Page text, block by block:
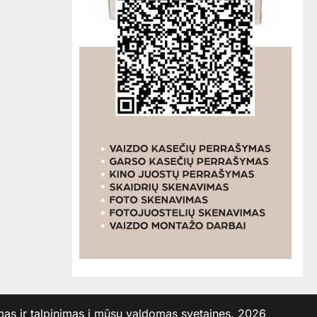
ir talpinimas į mūsų valdomas svetaines. 2026